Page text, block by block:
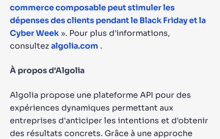
commerce composable peut stimuler les
dépenses des clients pendant le Black Friday et la
Cyber ​​Week ». Pour plus d'informations,
consultezalgolia.com .
À propos d'Algolia
Algolia propose une plateforme API pour des
expériences dynamiques permettant aux
entreprises d'anticiper les intentions et d'obtenir
des résultats concrets. Grâce à une approche